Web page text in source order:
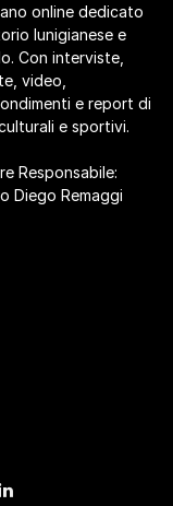
online dedicato
lunigianese e
Con interviste,
video,
e report di
e sportivi.
Responsabile:
Diego Remaggi